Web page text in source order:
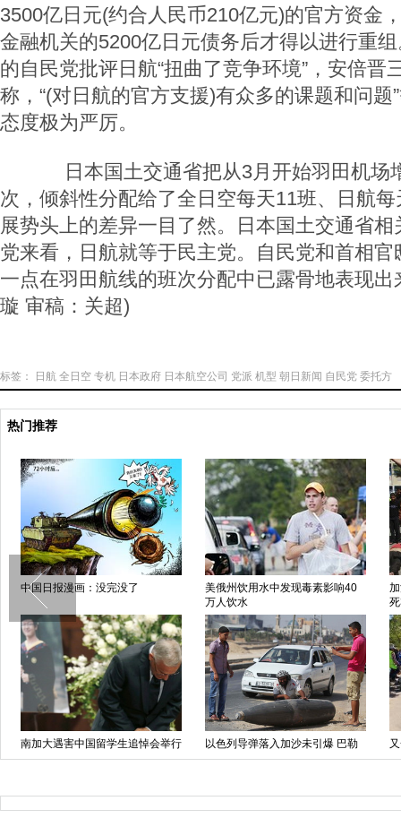
3500亿日元(约合人民币210亿元)的官方资金
金融机关的5200亿日元债务后才得以进行重
的自民党批评日航“扭曲了竞争环境”，安倍晋
称，“(对日航的官方支援)有众多的课题和问题
态度极为严厉。
日本国土交通省把从3月开始羽田机场
次，倾斜性分配给了全日空每天11班、日航
展势头上的差异一目了然。日本国土交通省相
党来看，日航就等于民主党。自民党和首相
一点在羽田航线的班次分配中已露骨地表现出
璇 审稿：关超)
标签： 日航 全日空 专机 日本政府 日本航空公司 党派 机型 朝日新闻 自民党 委托方
热门推荐
中国日报漫画：没完没了
美俄州饮用水中发现毒素影响40
万人饮水
南加大遇害中国留学生追悼会举行
校方领导出席
以色列导弹落入加沙未引爆 巴勒
斯坦民众围观（图）
亚